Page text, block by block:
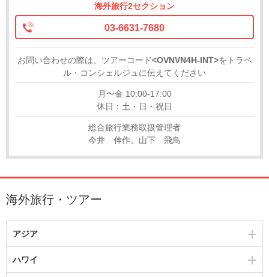
海外旅行2セクション
03-6631-7680
お問い合わせの際は、ツアーコード<OVNVN4H-INT>をトラベ
ル・コンシェルジュに伝えてください
月〜金 10:00-17:00
休日：土・日・祝日
総合旅行業務取扱管理者
今井 伸作、山下 飛鳥
海外旅行・ツアー
アジア
ハワイ